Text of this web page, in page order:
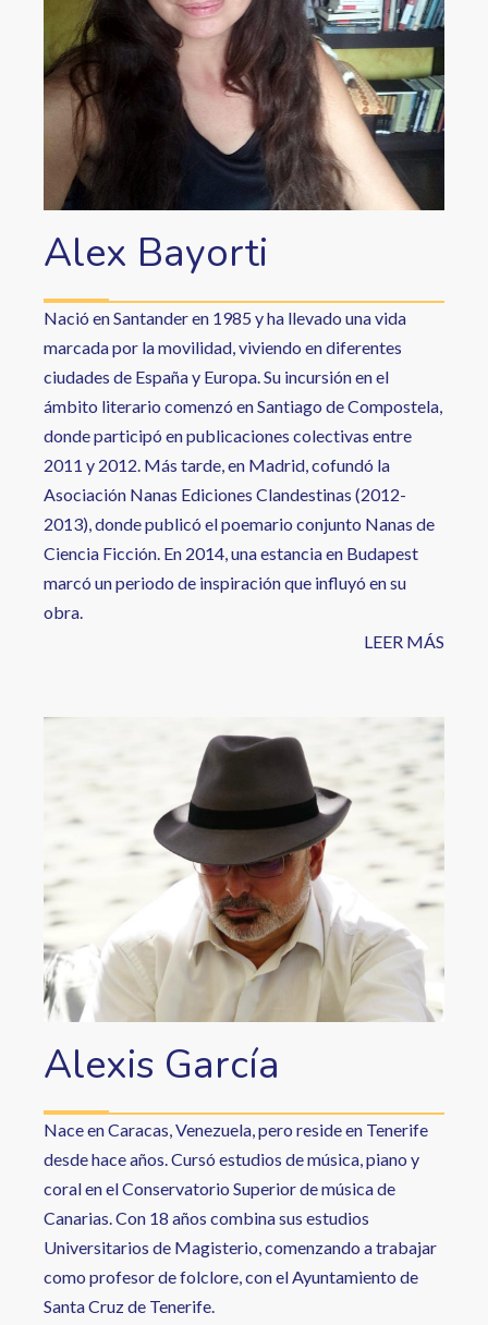
Alex Bayorti
Nació en Santander en 1985 y ha llevado una vida
marcada por la movilidad, viviendo en diferentes
ciudades de España y Europa. Su incursión en el
ámbito literario comenzó en Santiago de Compostela,
donde participó en publicaciones colectivas entre
2011 y 2012. Más tarde, en Madrid, cofundó la
Asociación Nanas Ediciones Clandestinas (2012-
2013), donde publicó el poemario conjunto Nanas de
Ciencia Ficción. En 2014, una estancia en Budapest
marcó un periodo de inspiración que influyó en su
obra.
LEER MÁS
Alexis García
Nace en Caracas, Venezuela, pero reside en Tenerife
desde hace años. Cursó estudios de música, piano y
coral en el Conservatorio Superior de música de
Canarias. Con 18 años combina sus estudios
Universitarios de Magisterio, comenzando a trabajar
como profesor de folclore, con el Ayuntamiento de
Santa Cruz de Tenerife.